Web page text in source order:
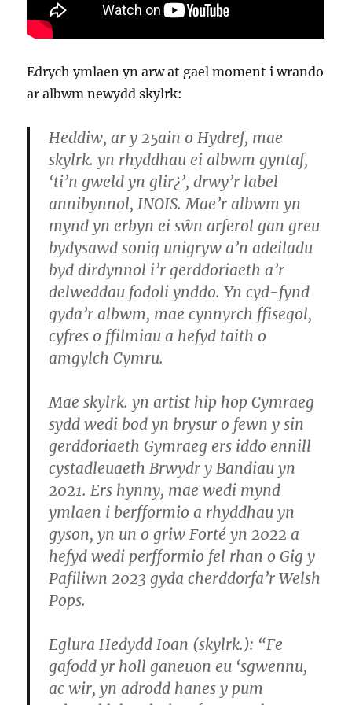
Edrych ymlaen yn arw at gael moment i wrando
ar albwm newydd skylrk:
Heddiw, ar y 25ain o Hydref, mae
skylrk. yn rhyddhau ei albwm gyntaf,
‘ti’n gweld yn glir¿’, drwy’r label
annibynnol, INOIS. Mae’r albwm yn
mynd yn erbyn ei sŵn arferol gan greu
bydysawd sonig unigryw a’n adeiladu
byd dirdynnol i’r gerddoriaeth a’r
delweddau fodoli ynddo. Yn cyd-fynd
gyda’r albwm, mae cynnyrch ffisegol,
cyfres o ffilmiau a hefyd taith o
amgylch Cymru.
Mae skylrk. yn artist hip hop Cymraeg
sydd wedi bod yn brysur o fewn y sin
gerddoriaeth Gymraeg ers iddo ennill
cystadleuaeth Brwydr y Bandiau yn
2021. Ers hynny, mae wedi mynd
ymlaen i berfformio a rhyddhau yn
gyson, yn un o griw Forté yn 2022 a
hefyd wedi perfformio fel rhan o Gig y
Pafiliwn 2023 gyda cherddorfa’r Welsh
Pops.
Eglura Hedydd Ioan (skylrk.): “Fe
gafodd yr holl ganeuon eu ‘sgwennu,
ac wir, yn adrodd hanes y pum